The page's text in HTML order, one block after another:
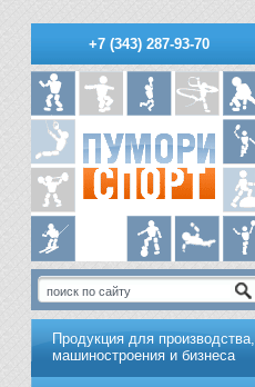
+7 (343) 287-93-70
Продукция для производства,
машиностроения и бизнеса